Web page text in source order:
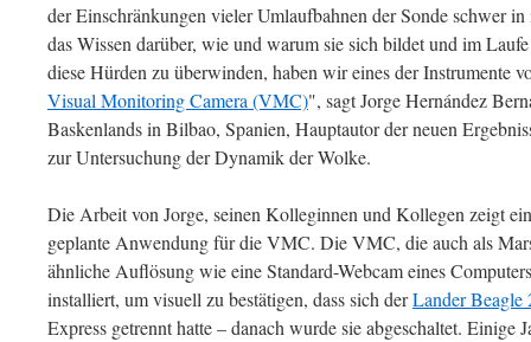
der Einschränkungen vieler Umlaufbahnen der Sonde schwer
das Wissen darüber, wie und warum sie sich bildet und im
diese Hürden zu überwinden, haben wir eines der Instrumente
Visual Monitoring Camera (VMC)", sagt Jorge Hernández
Baskenlands in Bilbao, Spanien, Hauptautor der neuen
zur Untersuchung der Dynamik der Wolke.
Die Arbeit von Jorge, seinen Kolleginnen und Kollegen zeigt
geplante Anwendung für die VMC. Die VMC, die auch als
ähnliche Auflösung wie eine Standard-Webcam eines
installiert, um visuell zu bestätigen, dass sich derLander Beagle
Express getrennt hatte – danach wurde sie abgeschaltet. Einige